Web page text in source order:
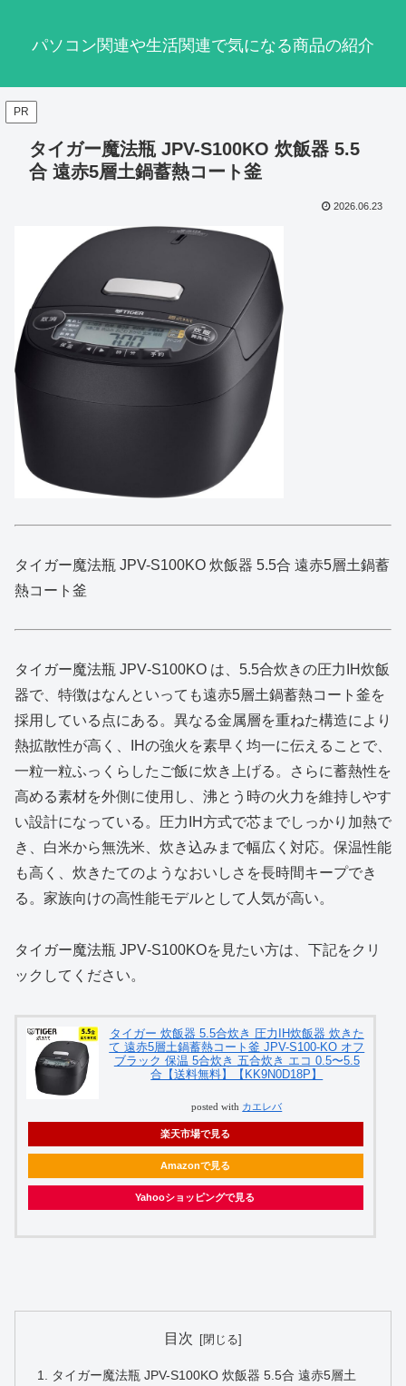
パソコン関連や生活関連で気になる商品の紹介
PR
タイガー魔法瓶 JPV-S100KO 炊飯器 5.5
合 遠赤5層土鍋蓄熱コート釜
2026.06.23
タイガー魔法瓶 JPV-S100KO 炊飯器 5.5合 遠赤5層土鍋蓄
熱コート釜
タイガー魔法瓶 JPV‑S100KO は、5.5合炊きの圧力IH炊飯
器で、特徴はなんといっても遠赤5層土鍋蓄熱コート釜を
採用している点にある。異なる金属層を重ねた構造により
熱拡散性が高く、IHの強火を素早く均一に伝えることで、
一粒一粒ふっくらしたご飯に炊き上げる。さらに蓄熱性を
高める素材を外側に使用し、沸とう時の火力を維持しやす
い設計になっている。圧力IH方式で芯までしっかり加熱で
き、白米から無洗米、炊き込みまで幅広く対応。保温性能
も高く、炊きたてのようなおいしさを長時間キープでき
る。家族向けの高性能モデルとして人気が高い。
タイガー魔法瓶 JPV‑S100KOを見たい方は、下記をクリ
ックしてください。
タイガー 炊飯器 5.5合炊き 圧力IH炊飯器 炊きた
て 遠赤5層土鍋蓄熱コート釜 JPV-S100-KO オフ
ブラック 保温 5合炊き 五合炊き エコ 0.5〜5.5
合【送料無料】【KK9N0D18P】
posted with カエレバ
楽天市場で見る
Amazonで見る
Yahooショッピングで見る
目次
タイガー魔法瓶 JPV-S100KO 炊飯器 5.5合 遠赤5層土